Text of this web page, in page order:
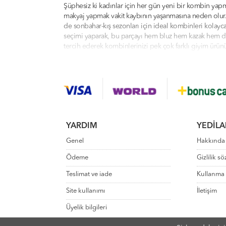
Şüphesiz ki kadınlar için her gün yeni bir kombin
makyaj yapmak vakit kaybının yaşanmasına neden
de sonbahar-kış sezonları için ideal kombinleri
seçimi yaparak, bu parçayı hem bluz hem kazak
tercih ederek kombinlerinizi pek çok farklı giyim
tamamlayarak stiletto bir ayakkabı ile
Tesettür'de Yeni Moda Ürünler Yedilale'de
bulabileceğimiz web sayfasında indirim fırsatlarını
ödül programımızdan oldukça memnun
arkadaşlarınız ve çevreniz şık tesettür kıyafetlerinizi
getirmek için elimizden geleni yapacağımıza söz
YARDIM
Genel
Ödeme
Teslimat ve iade
Site kullanımı
Üyelik bilgileri
Hakkında
Gizlilik
Kullanma
İletişim